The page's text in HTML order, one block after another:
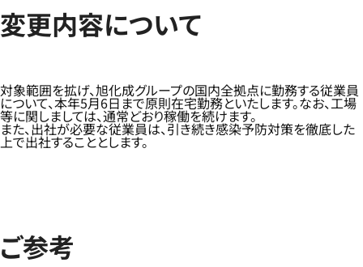
変更内容について
対象範囲を拡げ、旭化成グループの国内全拠点に勤務する従業員
について、本年5月6日まで原則在宅勤務といたします。なお、工場
等に関しましては、通常どおり稼働を続けます。
また、出社が必要な従業員は、引き続き感染予防対策を徹底した
上で出社することとします。
ご参考